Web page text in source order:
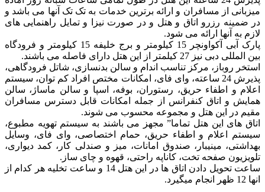
میزبانی از مسافران و ارائه برترین خدمات به تک تک آنها می باشد و
در ضمینه رزرو اتاق و هتل و در صورت نیزا و تمایل راهنمایی های
لازم به آنها ارائه می شود.
پارک آبی آکواونچر 15 کیلومتر و برج خلیفه 15 کیلومتر و فرودگاه
بین المللی دبی نیز 27 کیلمتر از این هتل دارای فاصله می باشند.
استخر روباز، مرکز تناسب اندام و سالن بدنسازی، شاتل فرودگاهی،
پذیرش 24 ساعته، وای فای، امکانات مختص افراد کم توان، سیستم
اعلام و اطفاء حریق، رستوران، بوفه، اسپا و سالن ماساژ، سالن
همایش و اتاق کنفرانس از جمله امکانات قابل دسترس مسافران
مقیم در این هتل و مجموعه محسوب می شوند.
اتاق های این هتل تماما” مجهز می باشند به سیستم تهویه مطبوع،
سیستم اعلام و اطفاء حریق، حمام اختصاصی، وای فای، وسایل
بهداشتی، مینیبار، صندوق امانات، میز و صندلی کار، کمد دیواری،
تلویزیون صفحه تخت، کاناپه راحتی، قهوه و چای ساز.
ساعت تحویل دادن اتاق ها در این هتل 14 و ساعت تخلیه هر کدام از
انها 12 ظهر انجام میگیرد.